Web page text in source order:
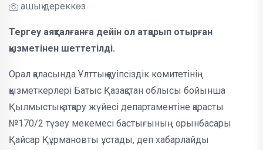
ашық дереккөз
Тергеу аяқталғанға дейін ол атқарып отырған
қызметінен шеттетілді.
Орал қаласында Ұлттық қауіпсіздік комитетінің
қызметкерлері Батыс Қазақстан облысы бойынша
Қылмыстық-атқару жүйесі департаментіне қарасты
№170/2 түзеу мекемесі бастығының орынбасары
Қайсар Құрмановты ұстады, деп хабарлайды